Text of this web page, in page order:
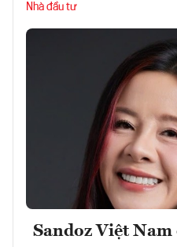
Nhà đầu tư
Sandoz Việt